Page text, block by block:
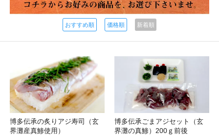
おすすめ順 価格順 新着順
博多伝承の炙りアジ寿司（玄
界灘産真鯵使用）
博多伝承ごまアジセット（玄
界灘の真鯵）200ｇ前後